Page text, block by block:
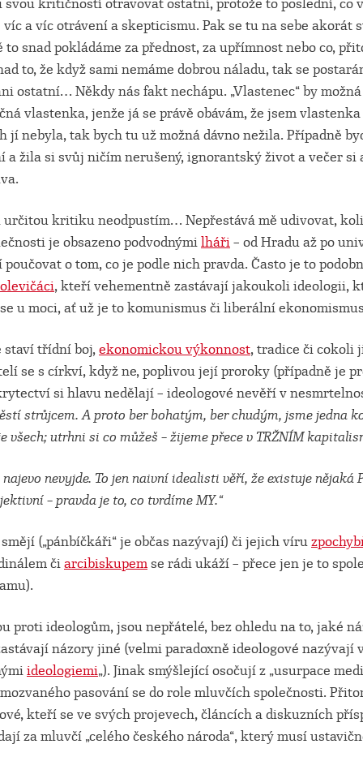
svou kritičností otravovat ostatní, protože to poslední, co
a víc otrávení a skepticismu. Pak se tu na sebe akorát
snad pokládáme za přednost, za upřímnost nebo co,
to, že když sami nemáme dobrou náladu, tak se
ostatní… Někdy nás fakt nechápu. „Vlastenec“ by
vlastenka, jenže já se právě obávám, že jsem
jí nebyla, tak bych tu už možná dávno nežila. Případně
a žila si svůj ničím nerušený, ignorantský život a večer si
určitou kritiku neodpustím… Nepřestává mě udivovat,
je obsazeno podvodnýmilháři– od Hradu až po
o tom, co je podle nich pravda. Často je to
, kteří vehementně zastávají jakoukoli ideologii,
u moci, ať už je to komunismus či liberální
staví třídní boj,ekonomickou výkonnost, tradice či cokoli
se s církví, když ne, poplivou její proroky (případně je
si hlavu nedělají – ideologové nevěří v
strůjcem. A proto ber bohatým, ber chudým, jsme jedna
všech; utrhni si co můžeš – žijeme přece v TRŽNÍM
najevo nevyjde. To jen naivní idealisti věří, že existuje nějaká
– pravda je to, co tvrdíme MY.“
(„pánbíčkáři“ je občas nazývají) či jejich víru
čiarcibiskupemse rádi ukáží – přece jen je to
proti ideologům, jsou nepřátelé, bez ohledu na to, jaké
názory jiné (velmi paradoxně ideologové nazývají
ideologiemi„). Jinak smýšlející osočují z „usurpace
pasování se do role mluvčích společnosti.
kteří se ve svých projevech, článcích a diskuzních
za mluvčí „celého českého národa“, který musí